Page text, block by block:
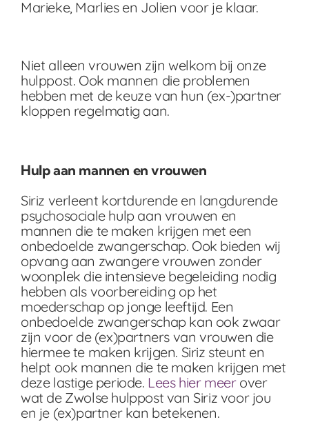
Marieke, Marlies en Jolien voor je klaar.
Niet alleen vrouwen zijn welkom bij onze
hulppost. Ook mannen die problemen
hebben met de keuze van hun (ex-)partner
kloppen regelmatig aan.
Hulp aan mannen en vrouwen
Siriz verleent kortdurende en langdurende
psychosociale hulp aan vrouwen en
mannen die te maken krijgen met een
onbedoelde zwangerschap. Ook bieden wij
opvang aan zwangere vrouwen zonder
woonplek die intensieve begeleiding nodig
hebben als voorbereiding op het
moederschap op jonge leeftijd. Een
onbedoelde zwangerschap kan ook zwaar
zijn voor de (ex)partners van vrouwen die
hiermee te maken krijgen. Siriz steunt en
helpt ook mannen die te maken krijgen met
deze lastige periode. Lees hier meerover
wat de Zwolse hulppost van Siriz voor jou
en je (ex)partner kan betekenen.